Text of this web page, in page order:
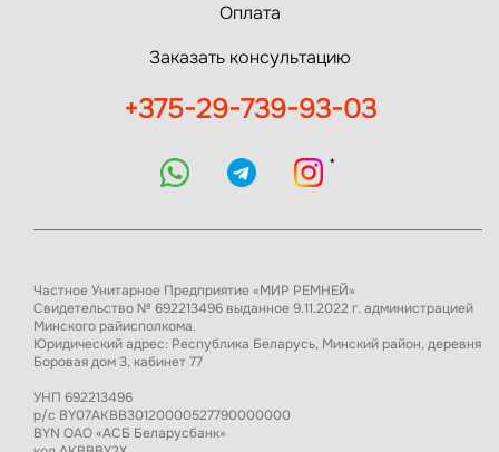
Оплата
Заказать консультацию
+375-29-739-93-03
*
Частное Унитарное Предприятие «МИР РЕМНЕЙ»
Свидетельство № 692213496 выданное 9.11.2022 г. администрацией
Минского райисполкома.
Юридический адрес: Республика Беларусь, Минский район, деревня
Боровая дом 3, кабинет 77
УНП 692213496
р/с BY07AKBB30120000527790000000
BYN ОАО «АСБ Беларусбанк»